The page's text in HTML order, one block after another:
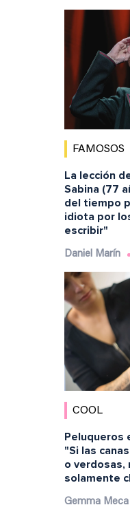
FAMOSOS
La lección
Sabina (77
del tiempo
idiota por
escribir"
Daniel Marín
COOL
Peluqueros
"Si las
o verdosas,
solamente
Gemma Meca